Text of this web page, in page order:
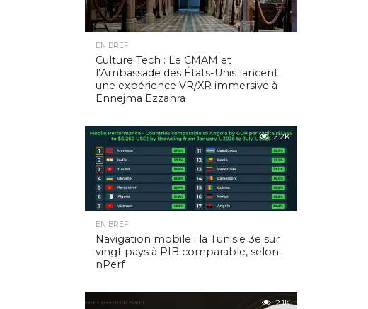
EN BREF
Culture Tech : Le CMAM et
l’Ambassade des États-Unis lancent
une expérience VR/XR immersive à
Ennejma Ezzahra
2.2K
EN BREF
Navigation mobile : la Tunisie 3e sur
vingt pays à PIB comparable, selon
nPerf
2.1K